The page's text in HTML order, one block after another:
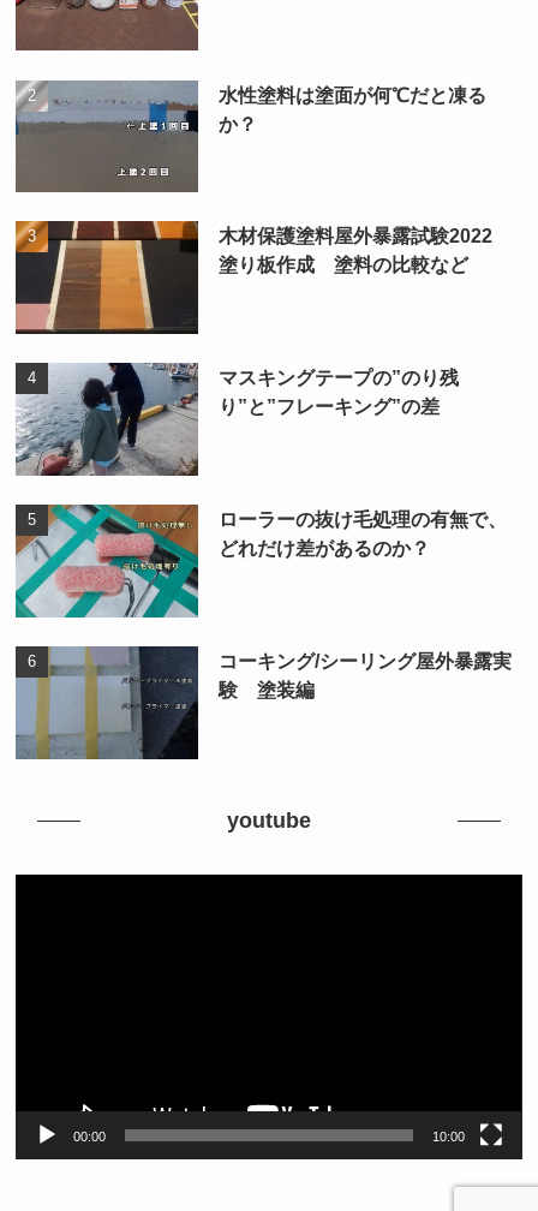
水性塗料は塗面が何℃だと凍る
か？
木材保護塗料屋外暴露試験2022
塗り板作成 塗料の比較など
マスキングテープの”のり残
り”と”フレーキング”の差
ローラーの抜け毛処理の有無で、
どれだけ差があるのか？
コーキング/シーリング屋外暴露実
験 塗装編
youtube
00:00 10:00